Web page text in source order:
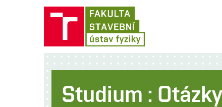
Studium :